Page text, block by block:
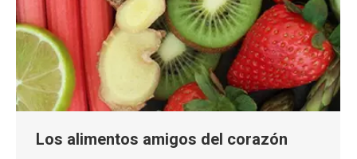
Los alimentos amigos del corazón